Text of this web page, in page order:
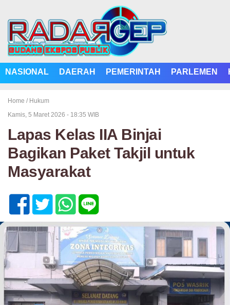
NASIONAL DAERAH PEMERINTAH PARLEMEN
Home / Hukum
Kamis, 5 Maret 2026 - 18:35 WIB
Lapas Kelas IIA Binjai
Bagikan Paket Takjil untuk
Masyarakat